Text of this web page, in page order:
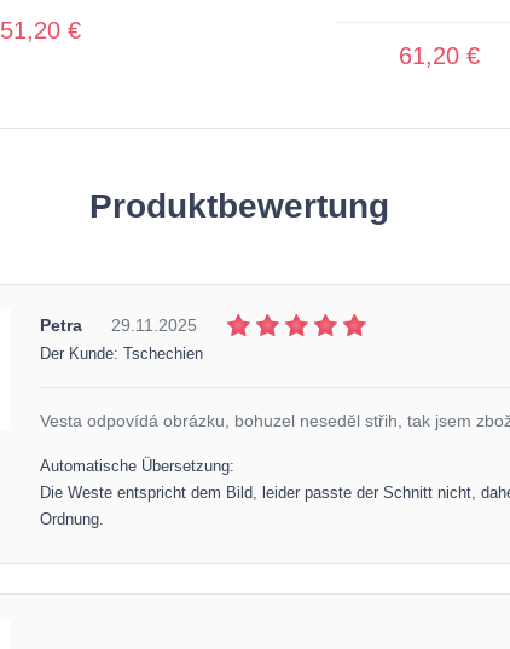
51,20 €
61,20 €
Produktbewertung
Petra 29.11.2025
Der Kunde: Tschechien
Vesta odpovídá obrázku, bohuzel neseděl střih, tak jsem
Automatische Übersetzung:
Die Weste entspricht dem Bild, leider passte der Schnitt nicht,
Ordnung.